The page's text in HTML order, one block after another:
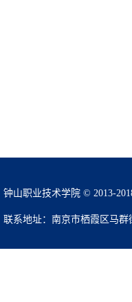
钟山职业技术学院 © 2013-
联系地址：南京市栖霞区马